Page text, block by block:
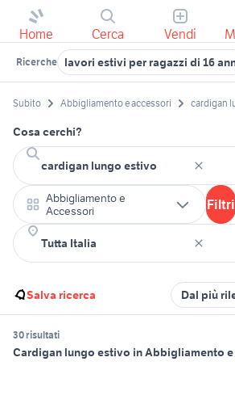
Home Cerca Vendi
Ricerche lavori estivi per ragazzi di 16
Subito Abbigliamento e accessori cardigan
Cosa cerchi?
Abbigliamento e
Accessori
Filtri
Salva ricerca Dal più
30 risultati
Cardigan lungo estivo in Abbigliamento